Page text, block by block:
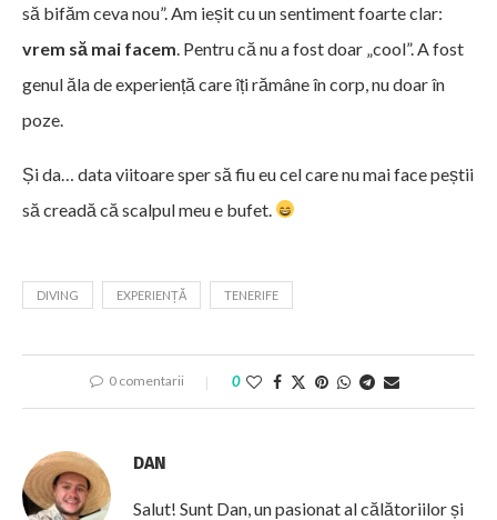
să bifăm ceva nou”. Am ieșit cu un sentiment foarte clar:
vrem să mai facem . Pentru că nu a fost doar „cool”. A fost
genul ăla de experiență care îți rămâne în corp, nu doar în
poze.
Și da… data viitoare sper să fiu eu cel care nu mai face peștii
să creadă că scalpul meu e bufet.
DIVING EXPERIENȚĂ TENERIFE
0 comentarii 0
DAN
Salut! Sunt Dan, un pasionat al călătoriilor și